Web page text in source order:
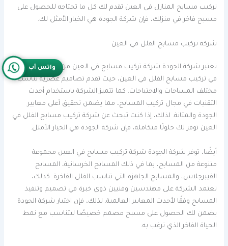
تركيب مسابح المنازل في العين تقدم لك كل ما تحتاجه للحصول على
مسبح فاخر في منزلك، فإن شركة الجودة هي الخيار الأمثل لك.
شركة تركيب مسابح الفلل في العين
تعتبر شركة الجودة شركة تركيب مسابح في العين من الشركات الرائدة
في تركيب مسابح الفلل في العين، حيث تقدم تصاميم عصرية تناسب
مختلف المساحات والاحتياجات. كما تتميز الشركة باستخدام أحدث
التقنيات في مجال تركيب المسابح، مما يضمن تحقيق أعلى معايير
الجودة والمتانة. لذلك، إذا كنت تبحث عن شركة تركيب مسابح الفلل في
العين توفر لك حلولًا متكاملة، فإن شركة الجودة هي الخيار الأمثل.
أيضًا، توفر شركة الجودة شركة تركيب مسابح في العين مجموعة
متنوعة من المسابح، بما في ذلك المسابح الخرسانية، المسابح
الفيبرجلاس، والمسابح الجاهزة التي تناسب الفلل الفاخرة. كذلك،
تعتمد الشركة على مهندسين وفنيين ذوي خبرة في تصميم وتنفيذ
المسابح وفقًا لأحدث المعايير العالمية. لذلك، فإن اختيار شركة الجودة
يضمن لك الحصول على مسبح مصمم خصيصًا ليتناسب مع نمط
الحياة الفاخر الذي ترغب به.
واتس آب